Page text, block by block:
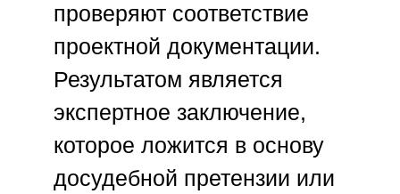
проверяют соответствие
проектной документации.
Результатом является
экспертное заключение,
которое ложится в основу
досудебной претензии или